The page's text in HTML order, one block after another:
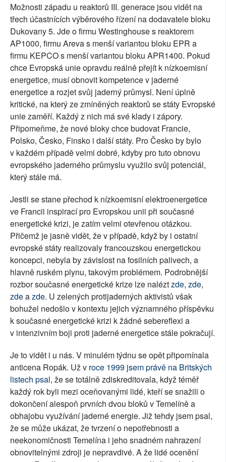
Možnosti západu u reaktorů III. generace jsou vidět na
třech účastnících výběrového řízení na dodavatele bloku
Dukovany 5. Jde o firmu Westinghouse s reaktorem
AP1000, firmu Areva s menší variantou bloku EPR a
firmu KEPCO s menší variantou bloku APR1400. Pokud
chce Evropská unie opravdu reálně přejít k nízkoemisní
energetice, musí obnovit kompetence v jaderné
energetice a rozjet svůj jaderný průmysl. Není úplně
kritické, na který ze zmíněných reaktorů se státy Evropské
unie zaměří. Každý z nich má své klady i zápory.
Připomeňme, že nové bloky chce budovat Francie,
Polsko, Česko, Finsko i další státy. Pro Česko by bylo
v každém případě velmi dobré, kdyby pro tuto obnovu
evropského jaderného průmyslu využilo svůj potenciál,
který stále má.
Jestli se stane přechod k nízkoemisní elektroenergetice
ve Francii inspirací pro Evropskou unii při současné
energetické krizi, je zatím velmi otevřenou otázkou.
Přičemž je jasně vidět, že v případě, když by i ostatní
evropské státy realizovaly francouzskou energetickou
koncepci, nebyla by závislost na fosilních palivech, a
hlavně ruském plynu, takovým problémem. Podrobnější
rozbor současné energetické krize lze naléztzde, zde,
zdeazde. U zelených protijaderných aktivistů však
bohužel nedošlo v kontextu jejich významného příspěvku
k současné energetické krizi k žádné sebereflexi a
v intenzivním boji proti jaderné energetice stále pokračují.
Je to vidět i u nás. V minulém týdnu se opět připomínala
anticena Ropák. Už v roce 1999 jsem právě na Britských
listech psal, že se totálně zdiskreditovala, když téměř
každý rok byli mezi oceňovanými lidé, kteří se snažili o
dokončení alespoň prvních dvou bloků v Temelíně a
obhajobu využívání jaderné energie. Již tehdy jsem psal,
že se může ukázat, že tvrzení o nepotřebnosti a
neekonomičnosti Temelína i jeho snadném nahrazení
obnovitelnými zdroji je nepravdivé. A že lidé ocenění